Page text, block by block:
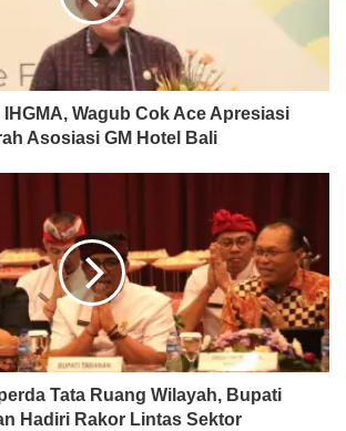
Wagub Cok Ace Apresiasi
Asosiasi GM Hotel Bali
Tata Ruang Wilayah, Bupati
Hadiri Rakor Lintas Sektor